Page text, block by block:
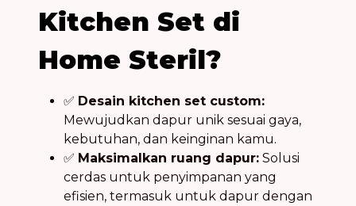
Kitchen Set di
Home Steril?
✅ Desain kitchen set custom:
Mewujudkan dapur unik sesuai gaya,
kebutuhan, dan keinginan kamu.
✅ Maksimalkan ruang dapur: Solusi
cerdas untuk penyimpanan yang
efisien, termasuk untuk dapur dengan